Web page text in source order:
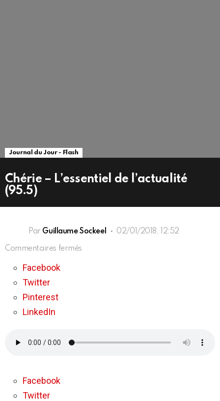
Journal du Jour - Flash
Chérie – L’essentiel de l’actualité
(95.5)
Par Guillaume Sockeel 02/01/2018, 12:52
Commentaires fermés
Facebook
Twitter
Pinterest
LinkedIn
Facebook
Twitter